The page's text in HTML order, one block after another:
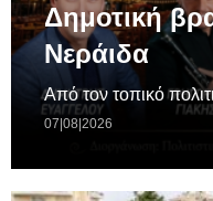
Δημοτική
Νεράιδα
Από τον τοπικό
07|08|2026